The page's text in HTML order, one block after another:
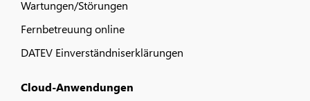
Wartungen/Störungen
Fernbetreuung online
DATEV Einverständniserklärungen
Cloud-Anwendungen